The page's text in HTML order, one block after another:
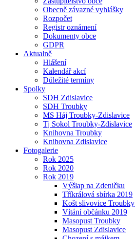
Obecně závazné vyhlášky
Rozpočet
Registr oznámení
Dokumenty obce
GDPR
Aktualně
Hlášení
Kalendář akcí
Důležité termíny
Spolky
SDH Zdislavice
SDH Troubky
MS Háj Troubky-Zdislavice
Tj Sokol Troubky-Zdislavice
Knihovna Troubky
Knihovna Zdislavice
Fotogalerie
Rok 2025
Rok 2020
Rok 2019
Výšlap na Zdeničku
Tříkrálová sbírka 2019
Košt slivovice Troubky
Vítání občánku 2019
Masopust Troubky
Masopust Zdislavice